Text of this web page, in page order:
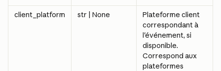
client_platform str | None
Plateforme client
correspondant à
l'événement, si
disponible.
Correspond aux
plateformes